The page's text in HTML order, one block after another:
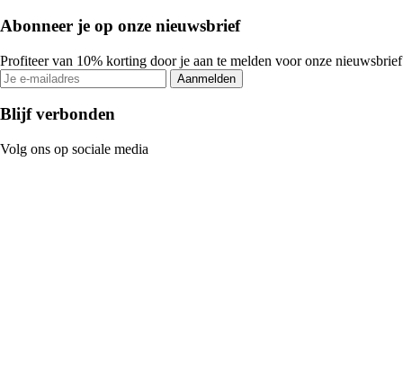
Abonneer je op onze nieuwsbrief
Profiteer van 10% korting door je aan te melden voor onze nieuwsbrief
Aanmelden
Blijf verbonden
Volg ons op sociale media